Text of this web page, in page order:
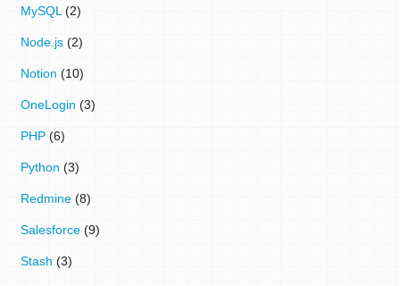
MySQL (2)
Node.js (2)
Notion (10)
OneLogin (3)
PHP (6)
Python (3)
Redmine (8)
Salesforce (9)
Stash (3)